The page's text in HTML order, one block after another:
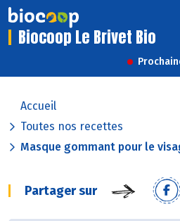
Biocoop Le Brivet Bio
Accueil
Toutes nos recettes
Masque gommant pour le
Partager sur